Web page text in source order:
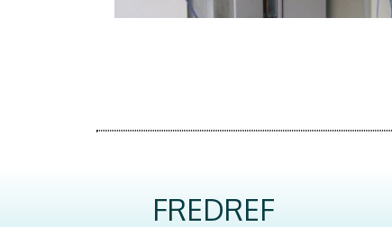
FREDREF